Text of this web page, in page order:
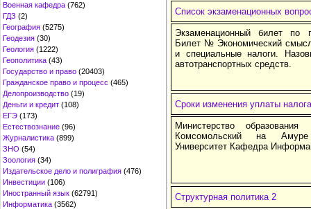
Военная кафедра (762)
ГДЗ (2)
География (5275)
Геодезия (30)
Геология (1222)
Геополитика (43)
Государство и право (20403)
Гражданское право и процесс (465)
Делопроизводство (19)
Деньги и кредит (108)
ЕГЭ (173)
Естествознание (96)
Журналистика (899)
ЗНО (54)
Зоология (34)
Издательское дело и полиграфия (476)
Инвестиции (106)
Иностранный язык (62791)
Информатика (3562)
Список экзаменационных
Экзаменационный билет
Билет № Экономический
и специальные налоги.
автотранспортных средств.
Сроки изменения уплаты
Министерство
Комсомольский на Амуре
Университет Кафедра
Структурная политика 2